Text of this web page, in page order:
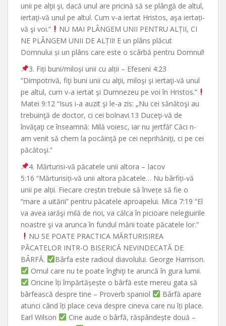
unii pe alţii şi, dacă unul are pricină să se plângă de altul,
iertaţi-vă unul pe altul. Cum v-a iertat Hristos, aşa iertați-
vă şi voi.”
NU MAI PLÂNGEM UNII PENTRU ALȚII, CI
NE PLÂNGEM UNII DE ALȚII! E un plâns plăcut
Domnului și un plâns care este o scârbă pentru Domnul!
3. Fiți buni/miloși unii cu alții – Efeseni 4:23
“Dimpotrivă, fiţi buni unii cu alţii, miloşi şi iertaţi-vă unul
pe altul, cum v-a iertat şi Dumnezeu pe voi în Hristos.”
Matei 9:12 “Isus i-a auzit şi le-a zis: „Nu cei sănătoşi au
trebuinţă de doctor, ci cei bolnavi.13 Duceţi-vă de
învăţaţi ce înseamnă: Milă voiesc, iar nu jertfă!’ Căci n-
am venit să chem la pocăinţă pe cei neprihăniţi, ci pe cei
păcătoşi.”
4. Mărturisi-vă păcatele unii altora – Iacov
5:16 “Mărturisiți-vă unii altora păcatele… Nu bârfiți-vă
unii pe alții. Fiecare creștin trebuie să învețe să fie o
“mare a uitării” pentru păcatele aproapelui. Mica 7:19 “El
va avea iarăşi milă de noi, va călca în picioare nelegiuirile
noastre şi va arunca în fundul mării toate păcatele lor.”
NU SE POATE PRACTICA MĂRTURISIREA
PĂCATELOR INTR-O BISERICĂ NEVINDECATĂ DE
BÂRFĂ.
Bârfa este radioul diavolului. George Harrison.
Omul care nu te poate înghiţi te aruncă în gura lumii.
Oricine îți împărtășește o bârfă este mereu gata să
bârfească despre tine – Proverb spaniol
Bârfă apare
atunci când îți place ceva despre cineva care nu îți place.
Earl Wilson
Cine aude o bârfă, răspândește două –